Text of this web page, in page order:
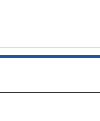
関連 ～修繕・入
リーニング～